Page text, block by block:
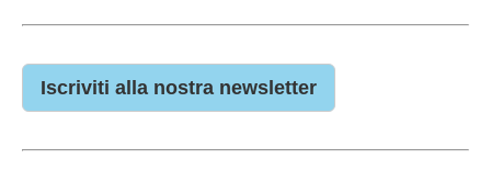
Iscriviti alla nostra newsletter